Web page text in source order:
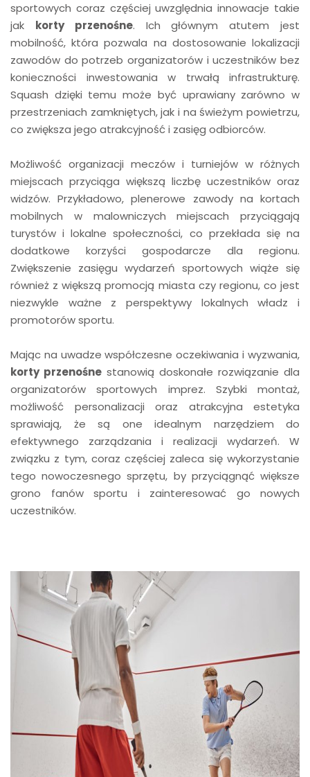
sportowych coraz częściej uwzględnia innowacje takie
jak korty przenośne. Ich głównym atutem jest
mobilność, która pozwala na dostosowanie lokalizacji
zawodów do potrzeb organizatorów i uczestników bez
konieczności inwestowania w trwałą infrastrukturę.
Squash dzięki temu może być uprawiany zarówno w
przestrzeniach zamkniętych, jak i na świeżym powietrzu,
co zwiększa jego atrakcyjność i zasięg odbiorców.
Możliwość organizacji meczów i turniejów w różnych
miejscach przyciąga większą liczbę uczestników oraz
widzów. Przykładowo, plenerowe zawody na kortach
mobilnych w malowniczych miejscach przyciągają
turystów i lokalne społeczności, co przekłada się na
dodatkowe korzyści gospodarcze dla regionu.
Zwiększenie zasięgu wydarzeń sportowych wiąże się
również z większą promocją miasta czy regionu, co jest
niezwykle ważne z perspektywy lokalnych władz i
promotorów sportu.
Mając na uwadze współczesne oczekiwania i wyzwania,
korty przenośne stanowią doskonałe rozwiązanie dla
organizatorów sportowych imprez. Szybki montaż,
możliwość personalizacji oraz atrakcyjna estetyka
sprawiają, że są one idealnym narzędziem do
efektywnego zarządzania i realizacji wydarzeń. W
związku z tym, coraz częściej zaleca się wykorzystanie
tego nowoczesnego sprzętu, by przyciągnąć większe
grono fanów sportu i zainteresować go nowych
uczestników.